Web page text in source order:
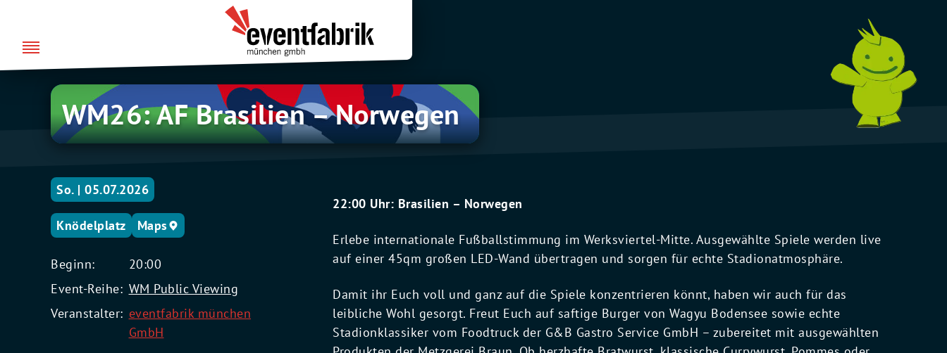
springen
WM26:
AF
Brasilien
WM26: AF Brasilien – Norwegen
22:00 Uhr: Brasilien – Norwegen
Erlebe internationale Fußballstimmung im Werksviertel-Mitte. Ausgewählte Spiele werden live
auf einer 45qm großen LED-Wand übertragen und sorgen für echte Stadionatmosphäre.
Damit ihr Euch voll und ganz auf die Spiele konzentrieren könnt, haben wir auch für das
leibliche Wohl gesorgt. Freut Euch auf saftige Burger von Wagyu Bodensee sowie echte
Stadionklassiker vom Foodtruck der G&B Gastro Service GmbH – zubereitet mit ausgewählten
So. | 05.07.2026
Knödelplatz Maps
Beginn:
20:00
Event-Reihe: WM Public Viewing
Veranstalter: eventfabrik münchen
GmbH